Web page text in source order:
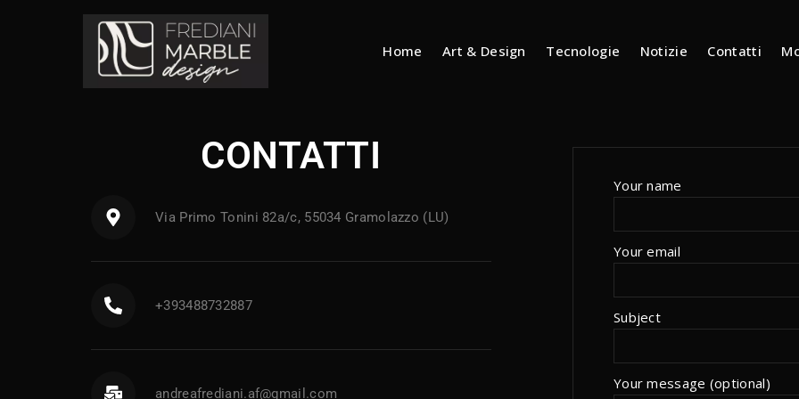
Home Art & Design Tecnologie Notizie Contatti
CONTATTI
Via Primo Tonini 82a/c, 55034 Gramolazzo (LU)
+393488732887
andreafrediani.af@gmail.com
Your name
Your email
Subject
Your message (optional)